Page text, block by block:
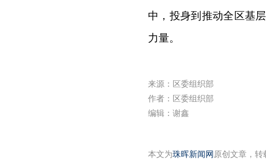
中，投身到推动全区基
力量。
来源：区委组织部
作者：区委组织部
编辑：谢鑫
本文为珠晖新闻网 原创文章，转